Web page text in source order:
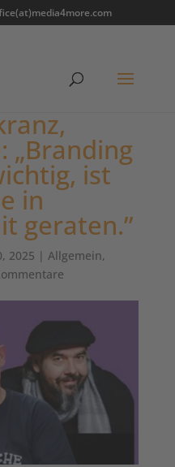
„Branding
ist
in
geraten.”
2025 | Allgemein,